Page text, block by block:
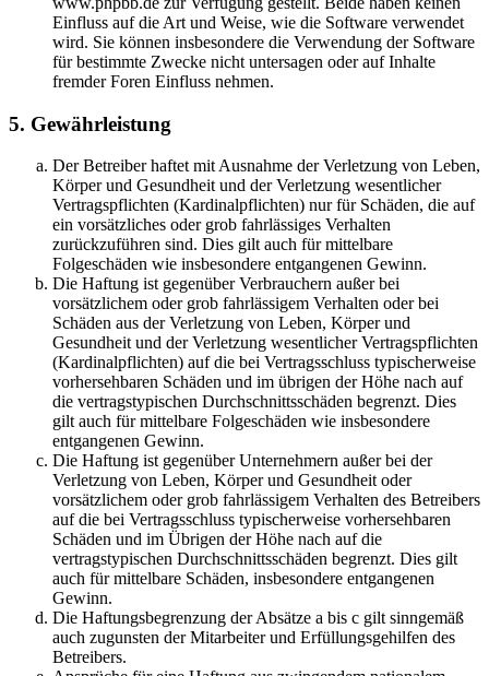
Einfluss auf die Art und Weise, wie die Software verwendet
wird. Sie können insbesondere die Verwendung der Software
für bestimmte Zwecke nicht untersagen oder auf Inhalte
fremder Foren Einfluss nehmen.
5. Gewährleistung
Der Betreiber haftet mit Ausnahme der Verletzung von Leben,
Körper und Gesundheit und der Verletzung wesentlicher
Vertragspflichten (Kardinalpflichten) nur für Schäden, die auf
ein vorsätzliches oder grob fahrlässiges Verhalten
zurückzuführen sind. Dies gilt auch für mittelbare
Folgeschäden wie insbesondere entgangenen Gewinn.
Die Haftung ist gegenüber Verbrauchern außer bei
vorsätzlichem oder grob fahrlässigem Verhalten oder bei
Schäden aus der Verletzung von Leben, Körper und
Gesundheit und der Verletzung wesentlicher Vertragspflichten
(Kardinalpflichten) auf die bei Vertragsschluss typischerweise
vorhersehbaren Schäden und im übrigen der Höhe nach auf
die vertragstypischen Durchschnittsschäden begrenzt. Dies
gilt auch für mittelbare Folgeschäden wie insbesondere
entgangenen Gewinn.
Die Haftung ist gegenüber Unternehmern außer bei der
Verletzung von Leben, Körper und Gesundheit oder
vorsätzlichem oder grob fahrlässigem Verhalten des Betreibers
auf die bei Vertragsschluss typischerweise vorhersehbaren
Schäden und im Übrigen der Höhe nach auf die
vertragstypischen Durchschnittsschäden begrenzt. Dies gilt
auch für mittelbare Schäden, insbesondere entgangenen
Gewinn.
Die Haftungsbegrenzung der Absätze a bis c gilt sinngemäß
auch zugunsten der Mitarbeiter und Erfüllungsgehilfen des
Betreibers.